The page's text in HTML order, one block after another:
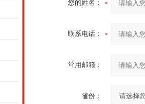
您的姓名：
联系电话：
常用邮箱：
省份：